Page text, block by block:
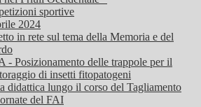
sportive
2024
in rete sul tema della Memoria e del
- Posizionamento delle trappole per il
di insetti fitopatogeni
didattica lungo il corso del Tagliamento
del FAI